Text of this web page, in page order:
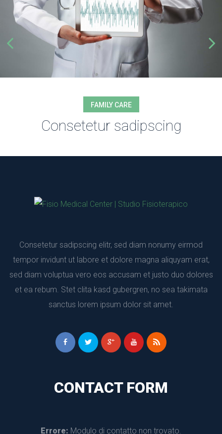
FAMILY CARE
Consetetur sadipscing
Consetetur sadipscing elitr, sed diam nonumy eirmod
tempor invidunt ut labore et dolore magna aliquyam erat,
ed diam voluptua vero eos accusam et justo duo dolores
et ea rebum. Stet clita kasd gubergren, no sea takimata
anctus lorem ipsum dolor sit amet.
CONTACT FORM
Errore: Modulo di contatto non trovato.